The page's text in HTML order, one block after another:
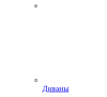
Диваны